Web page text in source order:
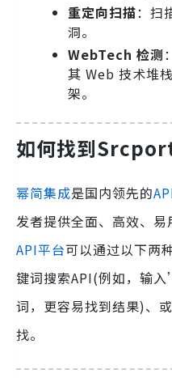
重定向扫描：扫
洞。
WebTech 检测
其 Web 技术堆
架。
如何找到
幂简集成是国内领先的
发者提供全面、高效、
API平台可以通过以下两
键词搜索API(例如，输入’
词，更容易找到结果)、
找。